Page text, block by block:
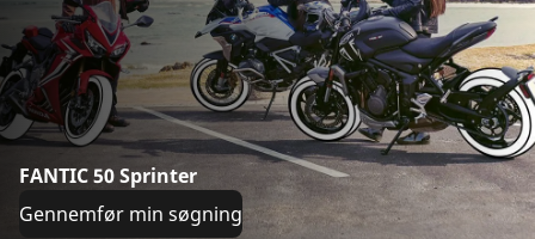
FANTIC 50 Sprinter
Gennemfør min søgning